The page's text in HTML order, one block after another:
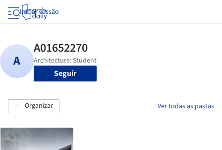
Iniciar sessão
Seguir
Organizar Ver todas as pastas